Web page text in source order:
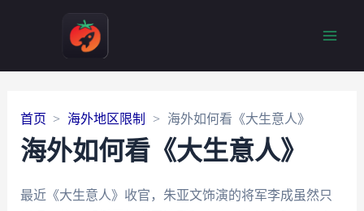
首页 海外地区限制 海外如何看《大生意人》
海外如何看《大生意人》
最近《大生意人》收官，朱亚文饰演的将军李成虽然只